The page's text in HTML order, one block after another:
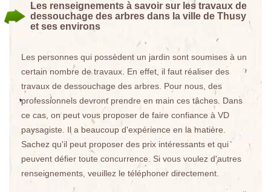
Les renseignements à savoir sur les travaux de
dessouchage des arbres dans la ville de Thusy
et ses environs
Les personnes qui possèdent un jardin sont soumises à un
certain nombre de travaux. En effet, il faut réaliser des
travaux de dessouchage des arbres. Pour nous, des
professionnels devront prendre en main ces tâches. Dans
ce cas, on peut vous proposer de faire confiance à VD
paysagiste. Il a beaucoup d'expérience en la matière.
Sachez qu'il peut proposer des prix intéressants et qui
peuvent défier toute concurrence. Si vous voulez d'autres
renseignements, veuillez le téléphoner directement.